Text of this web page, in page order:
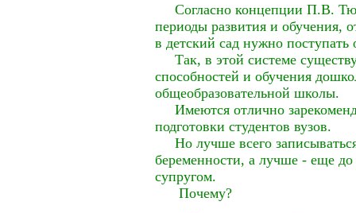
Согласно концепции П.В.
периоды развития и обучения,
в детский сад нужно
Так, в этой системе
способностей и обучения
общеобразовательной школы.
Имеются отлично
подготовки студентов вузов.
Но лучше всего
беременности, а лучше - еще до
супругом.
Почему?